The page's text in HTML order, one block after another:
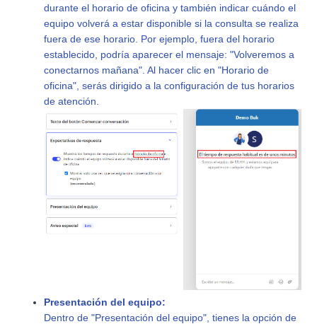
durante el horario de oficina y también indicar cuándo el
equipo volverá a estar disponible si la consulta se realiza
fuera de ese horario. Por ejemplo, fuera del horario
establecido, podría aparecer el mensaje: "Volveremos a
conectarnos mañana". Al hacer clic en "Horario de
oficina", serás dirigido a la configuración de tus horarios
de atención.
Presentación del equipo:
Dentro de "Presentación del equipo", tienes la opción de